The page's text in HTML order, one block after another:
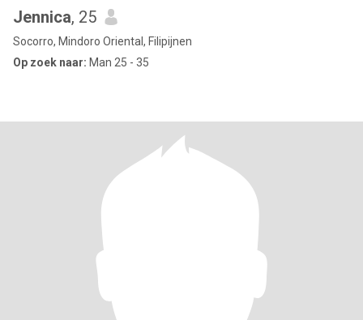
Jennica, 25
Socorro, Mindoro Oriental, Filipijnen
Op zoek naar: Man 25 - 35